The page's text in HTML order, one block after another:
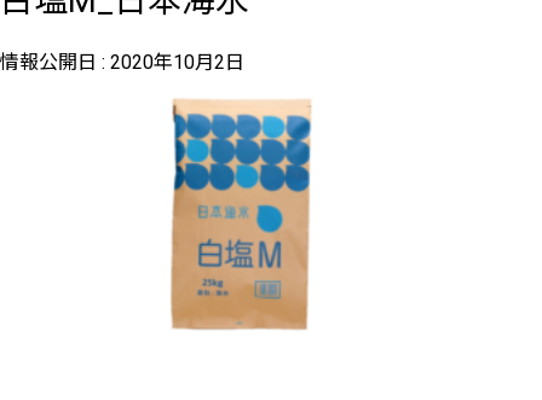
情報公開日 : 2020年10月2日